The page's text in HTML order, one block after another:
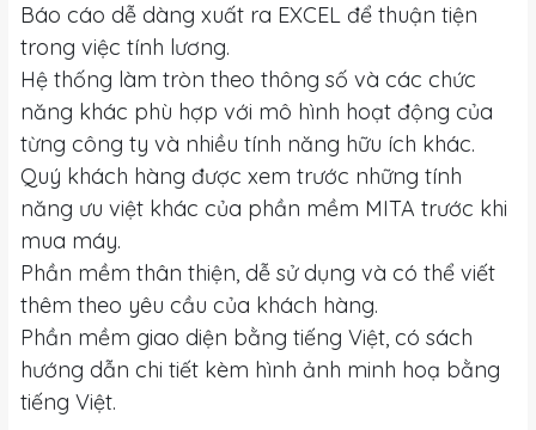
Báo cáo dễ dàng xuất ra EXCEL để thuận tiện
trong việc tính lương.
Hệ thống làm tròn theo thông số và các chức
năng khác phù hợp với mô hình hoạt động của
từng công ty và nhiều tính năng hữu ích khác.
Quý khách hàng được xem trước những tính
năng ưu việt khác của phần mềm MITA trước khi
mua máy.
Phần mềm thân thiện, dễ sử dụng và có thể viết
thêm theo yêu cầu của khách hàng.
Phần mềm giao diện bằng tiếng Việt, có sách
hướng dẫn chi tiết kèm hình ảnh minh hoạ bằng
tiếng Việt.